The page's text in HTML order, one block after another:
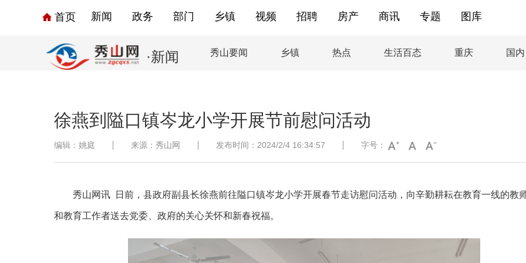
首页 新闻 政务 部门 乡镇 视频 招聘 房产 商讯 专题 图库
·新闻 秀山要闻 乡镇 热点 生活百态 重庆 国内
徐燕到隘口镇岑龙小学开展节前慰问活动
编辑：姚庭 来源：秀山网 发布时间：2024/2/4 16:34:57 字号：
秀山网讯 日前，县政府副县长徐燕前往隘口镇岑龙小学开展春节走访慰问活动，向辛勤耕耘在教育一线的教
和教育工作者送去党委、政府的关心关怀和新春祝福。